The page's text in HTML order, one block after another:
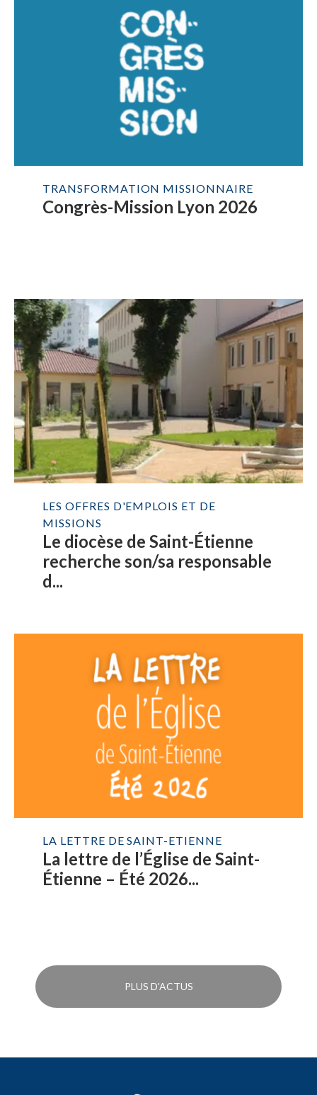
TRANSFORMATION MISSIONNAIRE
Congrès-Mission Lyon 2026
LES OFFRES D'EMPLOIS ET DE
MISSIONS
Le diocèse de Saint-Étienne
recherche son/sa responsable
d...
LA LETTRE DE SAINT-ETIENNE
La lettre de l’Église de Saint-
Étienne – Été 2026...
PLUS D'ACTUS